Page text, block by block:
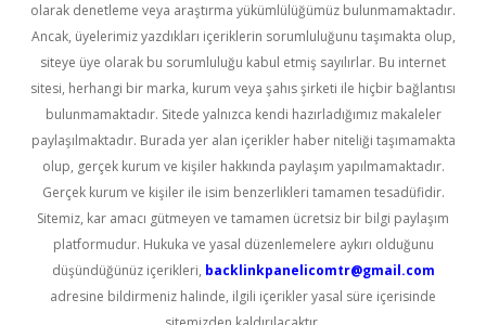
olarak denetleme veya araştırma yükümlülüğümüz bulunmamaktadır.
Ancak, üyelerimiz yazdıkları içeriklerin sorumluluğunu taşımakta olup,
siteye üye olarak bu sorumluluğu kabul etmiş sayılırlar. Bu internet
sitesi, herhangi bir marka, kurum veya şahıs şirketi ile hiçbir bağlantısı
bulunmamaktadır. Sitede yalnızca kendi hazırladığımız makaleler
paylaşılmaktadır. Burada yer alan içerikler haber niteliği taşımamakta
olup, gerçek kurum ve kişiler hakkında paylaşım yapılmamaktadır.
Gerçek kurum ve kişiler ile isim benzerlikleri tamamen tesadüfidir.
Sitemiz, kar amacı gütmeyen ve tamamen ücretsiz bir bilgi paylaşım
platformudur. Hukuka ve yasal düzenlemelere aykırı olduğunu
düşündüğünüz içerikleri, backlinkpanelicomtr@gmail.com
adresine bildirmeniz halinde, ilgili içerikler yasal süre içerisinde